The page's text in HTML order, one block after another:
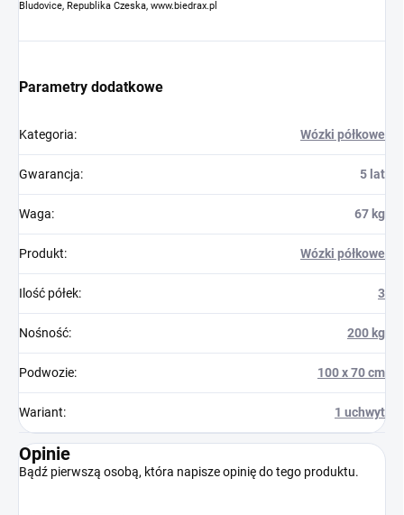
Bludovice, Republika Czeska, www.biedrax.pl
Parametry dodatkowe
Kategoria: Wózki półkowe
Gwarancja: 5 lat
Waga: 67 kg
Produkt: Wózki półkowe
Ilość półek: 3
Nośność: 200 kg
Podwozie: 100 x 70 cm
Wariant: 1 uchwyt
Opinie
Bądź pierwszą osobą, która napisze opinię do tego produktu.